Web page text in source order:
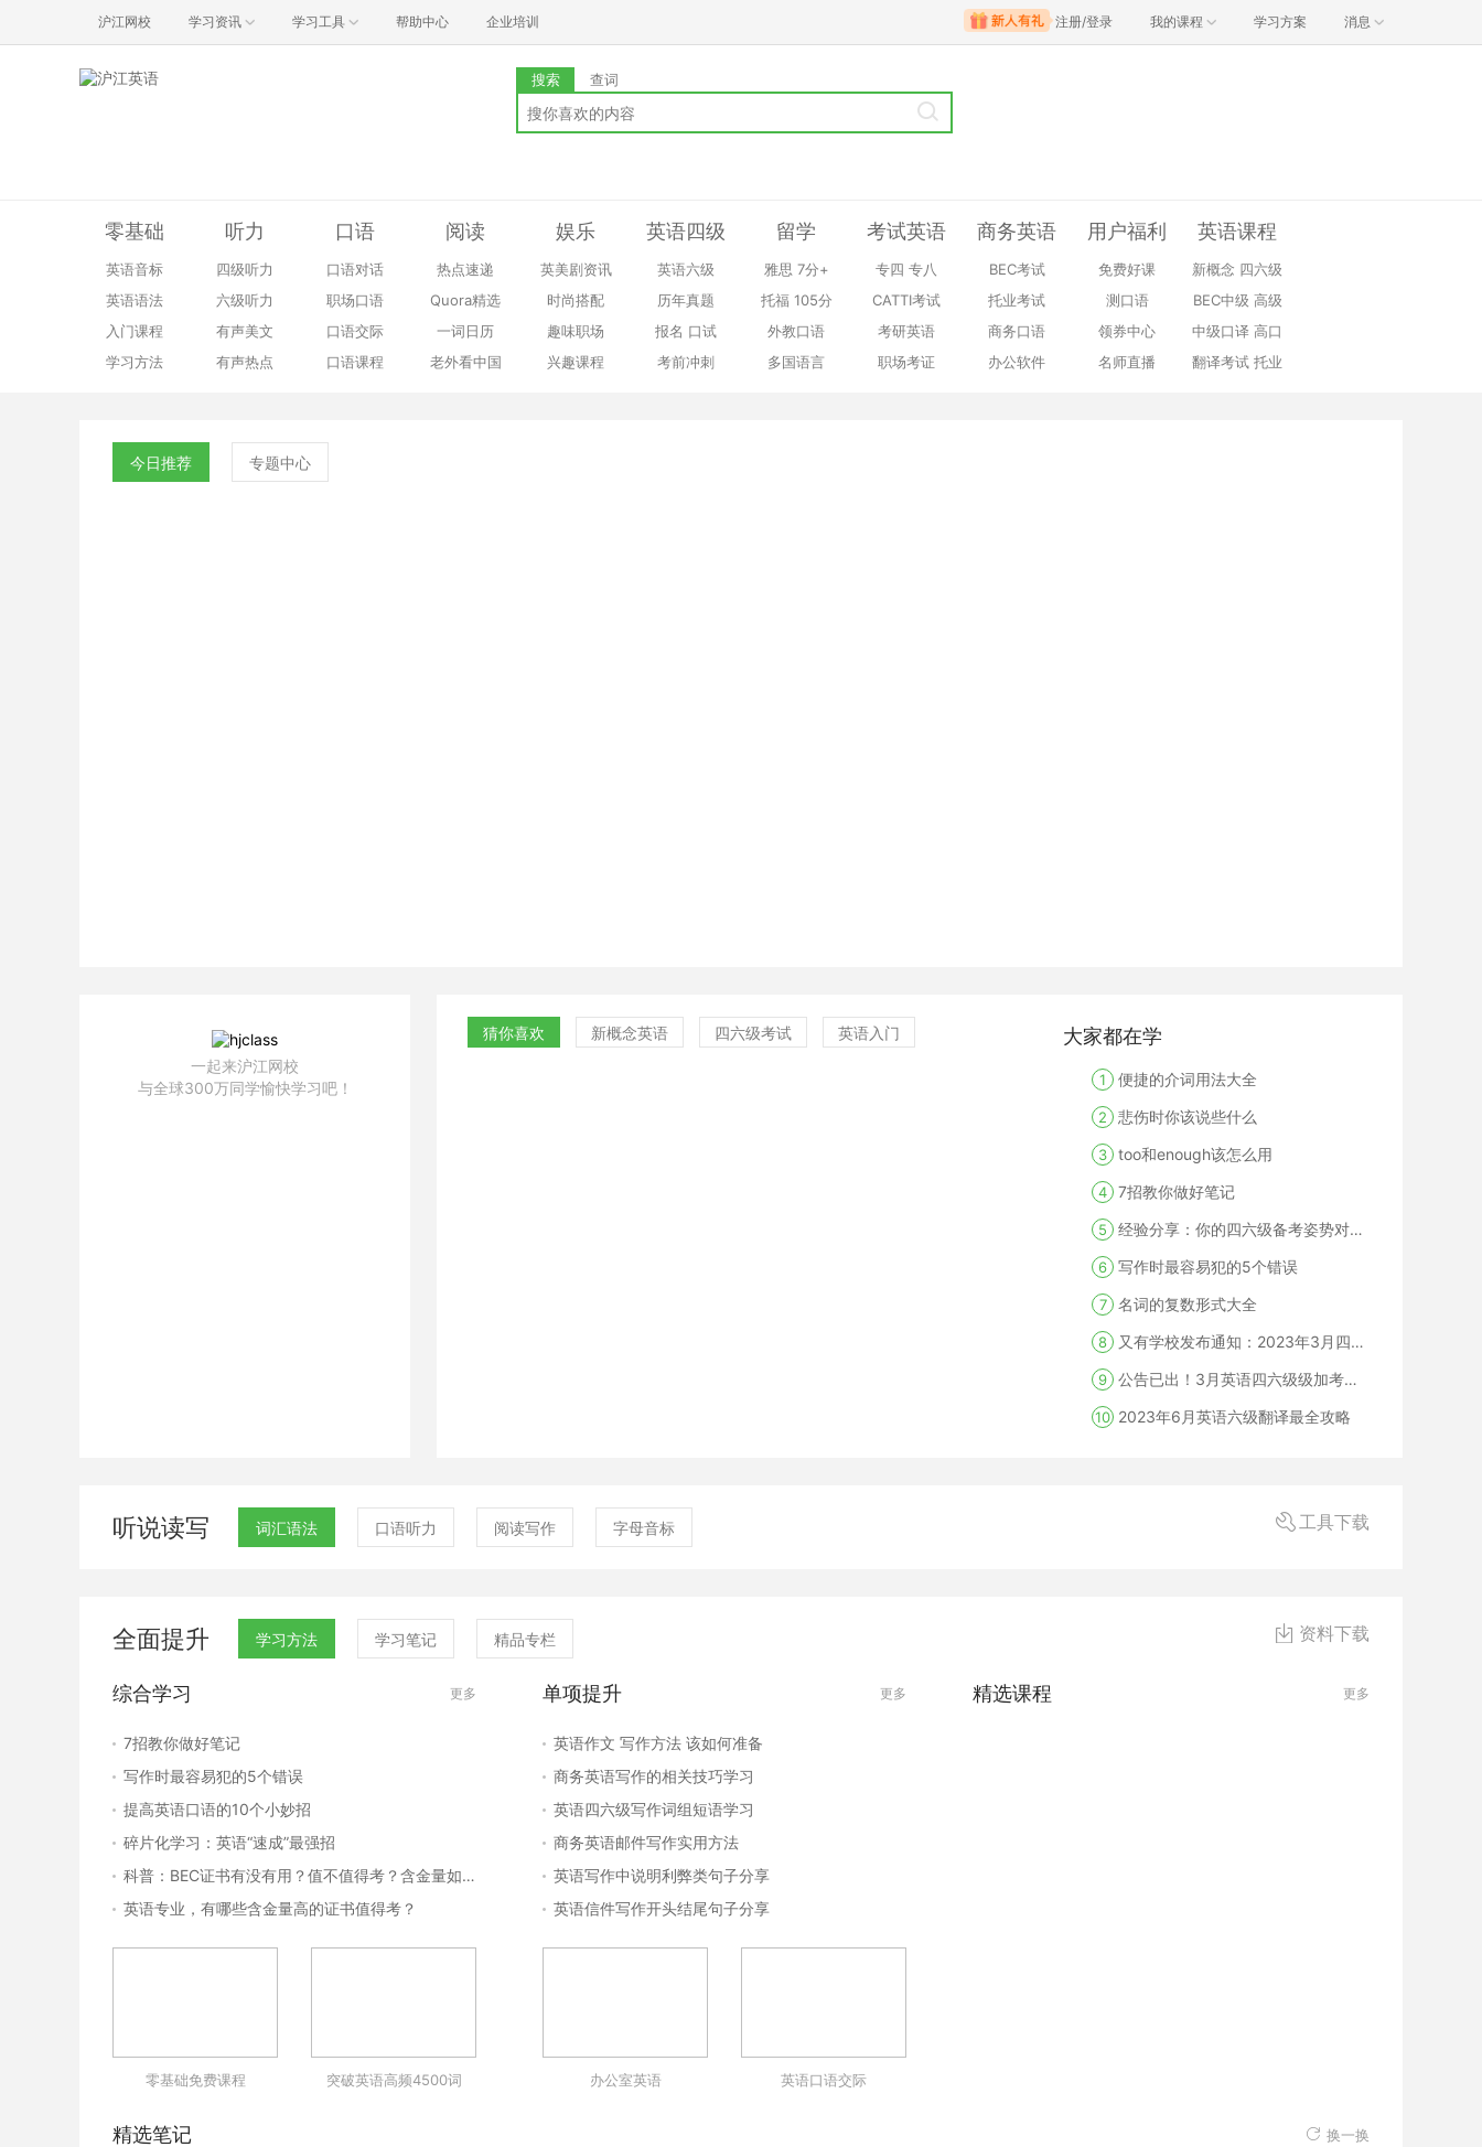
沪江网校 学习资讯 学习工具 帮助中心 企业培训 注册/登录 我的课程 学习方案 消息
搜索 查词
零基础
英语音标
英语语法
入门课程
学习方法
听力
四级听力
六级听力
有声美文
有声热点
口语
口语对话
职场口语
口语交际
口语课程
阅读
热点速递
Quora精选
一词日历
老外看中国
娱乐
英美剧资讯
时尚搭配
趣味职场
兴趣课程
英语四级
英语六级
历年真题
报名 口试
考前冲刺
留学
雅思 7分+
托福 105分
外教口语
多国语言
考试英语
专四 专八
CATTI考试
考研英语
职场考证
商务英语
BEC考试
托业考试
商务口语
办公软件
用户福利
免费好课
测口语
领券中心
名师直播
英语课程
新概念 四六级
BEC中级 高级
中级口译 高口
翻译考试 托业
今日推荐 专题中心
一起来沪江网校
与全球300万同学愉快学习吧！
猜你喜欢 新概念英语 四六级考试 英语入门 大家都在学
1 便捷的介词用法大全
2 悲伤时你该说些什么
3 too和enough该怎么用
4 7招教你做好笔记
5 经验分享：你的四六级备考姿势对了吗？
6 写作时最容易犯的5个错误
7 名词的复数形式大全
8 又有学校发布通知：2023年3月四级加考成绩查询时间：4月25日
9 公告已出！3月英语四六级级加考成绩查询时间公布！
10 2023年6月英语六级翻译最全攻略
听说读写 词汇语法 口语听力 阅读写作 字母音标 工具下载
全面提升 学习方法 学习笔记 精品专栏 资料下载
综合学习 更多
7招教你做好笔记
写作时最容易犯的5个错误
提高英语口语的10个小妙招
碎片化学习：英语“速成”最强招
科普：BEC证书有没有用？值不值得考？含金量如何？
英语专业，有哪些含金量高的证书值得考？
零基础免费课程 突破英语高频4500词
单项提升 更多
英语作文 写作方法 该如何准备
商务英语写作的相关技巧学习
英语四六级写作词组短语学习
商务英语邮件写作实用方法
英语写作中说明利弊类句子分享
英语信件写作开头结尾句子分享
办公室英语 英语口语交际
精选课程 更多
精选笔记 换一换